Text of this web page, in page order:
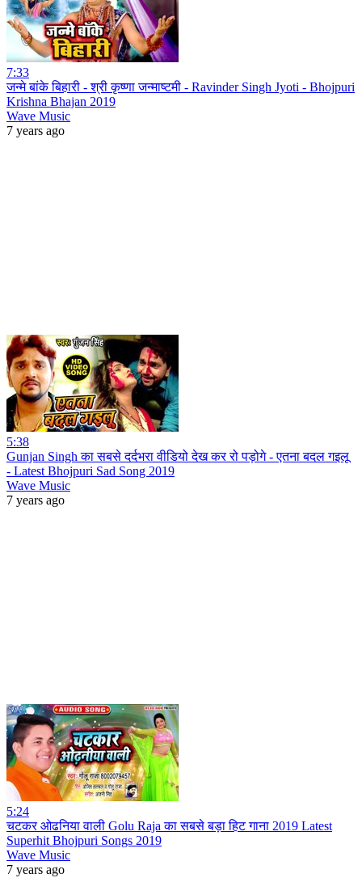
7:33
जन्मे बांके बिहारी - श्री कृष्णा जन्माष्टमी - Ravinder Singh Jyoti - Bhojpuri
Krishna Bhajan 2019
Wave Music
7 years ago
5:38
Gunjan Singh का सबसे दर्दभरा वीडियो देख कर रो पड़ोगे - एतना बदल गइलू
- Latest Bhojpuri Sad Song 2019
Wave Music
7 years ago
5:24
चटकर ओढनिया वाली Golu Raja का सबसे बड़ा हिट गाना 2019 Latest
Superhit Bhojpuri Songs 2019
Wave Music
7 years ago